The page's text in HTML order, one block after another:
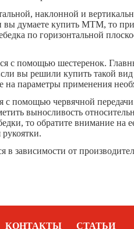
наклонной и
вы думаете купить МТМ, то
по горизонтальной
с помощью шестеренок.
вы решили купить такой
на параметры применения
помощью червячной
выносливость
то обратите внимание
зависимости от
КОНТАКТЫ СТАТЬИ